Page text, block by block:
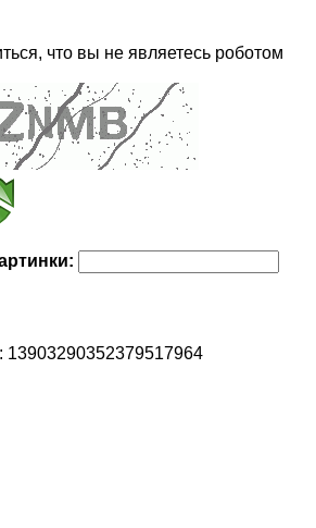
что вы не являетесь роботом
13903290352379517964